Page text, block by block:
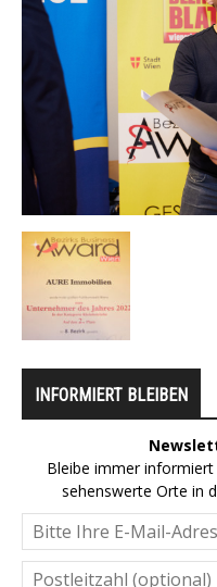
INFORMIERT BLEIBEN
Bleibe immer informiert
sehenswerte Orte in